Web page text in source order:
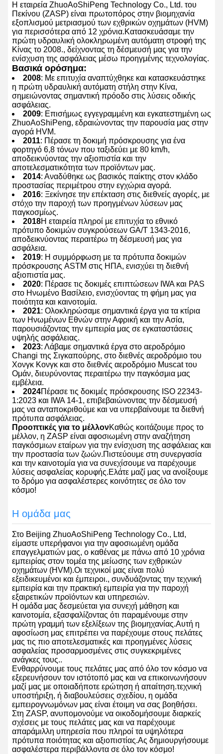
Η εταιρεία ZhuoAoShiPeng Technology Co., Ltd. του
Πεκίνου (ZASP) είναι πρωτοπόρος στην βιομηχανία
εξοπλισμού μετριασμού των εχθρικών οχημάτων (HVM)
για περισσότερα από 12 χρόνια.Κατασκευάσαμε την
πρώτη υδραυλική ολοκληρωμένη αυτόματη στροφή της
Κίνας το 2008., δείχνοντας τη δέσμευσή μας για την
ενίσχυση της ασφάλειας μέσω προηγμένης τεχνολογίας.
Βασικά ορόσημα:
2008: Με επιτυχία αναπτύχθηκε και κατασκευάστηκε
η πρώτη υδραυλική αυτόματη στήλη στην Κίνα,
σημειώνοντας σημαντική πρόοδο στις λύσεις οδικής
ασφάλειας.
2009: Επισήμως εγγεγραμμένη και εγκατεστημένη ως
ZhuoAoShiPeng, εδραιώνοντας την παρουσία μας στην
αγορά HVM.
2011: Πέρασε τη δοκιμή πρόσκρουσης για ένα
φορτηγό 6,8 τόνων που ταξιδεύει με 80 km/h,
αποδεικνύοντας την αξιοπιστία και την
αποτελεσματικότητα των προϊόντων μας.
2014: Αναδύθηκε ως βασικός παίκτης στον κλάδο
προστασίας περιμέτρου στην εγχώρια αγορά.
2016: Ξεκίνησε την επέκταση στις διεθνείς αγορές, με
στόχο την παροχή των προηγμένων λύσεων μας
παγκοσμίως.
2018Η εταιρεία πληροί με επιτυχία το εθνικό
πρότυπο δοκιμών συγκρούσεων GA/T 1343-2016,
αποδεικνύοντας περαιτέρω τη δέσμευσή μας για
ασφάλεια.
2019: Η συμμόρφωση με τα πρότυπα δοκιμών
πρόσκρουσης ASTM στις ΗΠΑ, ενισχύει τη διεθνή
αξιοπιστία μας.
2020: Πέρασε τις δοκιμές επιπτώσεων IWA και PAS
στο Ηνωμένο Βασίλειο, ενισχύοντας τη φήμη μας για
ποιότητα και καινοτομία.
2021: Ολοκληρώσαμε σημαντικά έργα για τα κτίρια
των Ηνωμένων Εθνών στην Αφρική και την Ασία,
παρουσιάζοντας την εμπειρία μας σε εγκαταστάσεις
υψηλής ασφάλειας.
2023: Λάβαμε σημαντικά έργα στο αεροδρόμιο
Changi της Σιγκαπούρης, στο διεθνές αεροδρόμιο του
Χονγκ Κονγκ και στο διεθνές αεροδρόμιο Muscat του
Ομάν, διευρύνοντας περαιτέρω την παγκόσμια μας
εμβέλεια.
2024Πέρασε τις δοκιμές πρόσκρουσης ISO 22343-
1:2023 και IWA 14-1, επιβεβαιώνοντας την δέσμευσή
μας να ανταποκριθούμε και να υπερβαίνουμε τα διεθνή
πρότυπα ασφάλειας.
Προοπτικές για το μέλλονΚαθώς κοιτάζουμε προς το
μέλλον, η ZASP είναι αφοσιωμένη στην αναζήτηση
παγκόσμιων εταίρων για την ενίσχυση της ασφάλειας και
την προστασία των ζωών.Πιστεύουμε στη συνεργασία
και την καινοτομία για να συνεχίσουμε να παρέχουμε
λύσεις ασφαλείας κορυφής.Ελάτε μαζί μας να ανοίξουμε
το δρόμο για ασφαλέστερες κοινότητες σε όλο τον
κόσμο!
Η ομάδα μας
Στο Beijing ZhuoAoShiPeng Technology Co., Ltd,
είμαστε υπερήφανοι για την αφοσιωμένη ομάδα
επαγγελματιών μας, ο καθένας με πάνω από 10 χρόνια
εμπειρίας στον τομέα της μείωσης των εχθρικών
οχημάτων (HVM).Οι τεχνικοί μας είναι πολύ
εξειδικευμένοι και έμπειροι., συνδυάζοντας την τεχνική
εμπειρία και την πρακτική εμπειρία για την παροχή
εξαιρετικών προϊόντων και υπηρεσιών.
Η ομάδα μας δεσμεύεται για συνεχή μάθηση και
καινοτομία, εξασφαλίζοντας ότι παραμένουμε στην
πρώτη γραμμή των εξελίξεων της βιομηχανίας.Αυτή η
αφοσίωση μας επιτρέπει να παρέχουμε στους πελάτες
μας τις πιο αποτελεσματικές και προηγμένες λύσεις
ασφαλείας προσαρμοσμένες στις συγκεκριμένες
ανάγκες τους..
Ενθαρρύνουμε τους πελάτες μας από όλο τον κόσμο να
εξερευνήσουν τον ιστότοπό μας και να επικοινωνήσουν
μαζί μας με οποιαδήποτε ερώτηση ή απαίτηση.τεχνική
υποστήριξη, ή διαβουλεύσεις σχεδίου, η ομάδα
εμπειρογνωμόνων μας είναι έτοιμη να σας βοηθήσει.
Στη ZASP, ανυπομονούμε να οικοδομήσουμε διαρκείς
σχέσεις με τους πελάτες μας και να παρέχουμε
απαράμιλλη υπηρεσία που πληροί τα υψηλότερα
πρότυπα ποιότητας και αξιοπιστίας.Ας δημιουργήσουμε
ασφαλέστερα περιβάλλοντα σε όλο τον κόσμο!